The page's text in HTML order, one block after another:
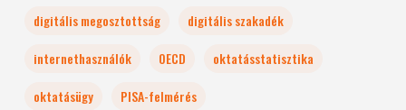
digitális megosztottság
digitális szakadék
internethasználók
OECD
oktatásstatisztika
oktatásügy
PISA-felmérés